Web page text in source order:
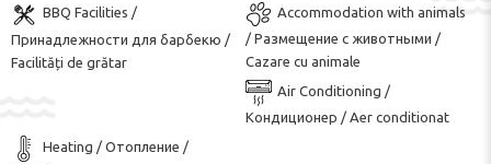
BBQ Facilities /
Принадлежности для барбекю /
Facilități de grătar
Accommodation with animals
/ Размещение с животными /
Cazare cu animale
Air Conditioning /
Кондиционер / Aer conditionat
Heating / Отопление /